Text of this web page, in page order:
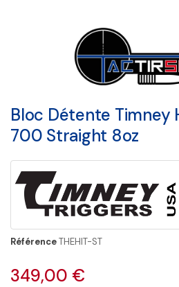
Bloc Détente Timney
700 Straight 8oz
RéférenceTHEHIT-ST
349,00 €